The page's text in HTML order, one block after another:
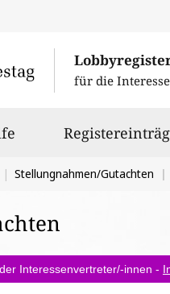
für die
Stellungnahmen/Gutachten
Interessenvertreter/-innen -